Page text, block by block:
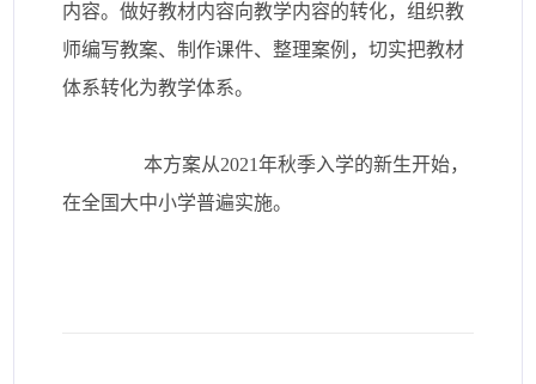
内容。做好教材内容向教学内容的转化，组织教
师编写教案、制作课件、整理案例，切实把教材
体系转化为教学体系。
本方案从2021年秋季入学的新生开始，
在全国大中小学普遍实施。